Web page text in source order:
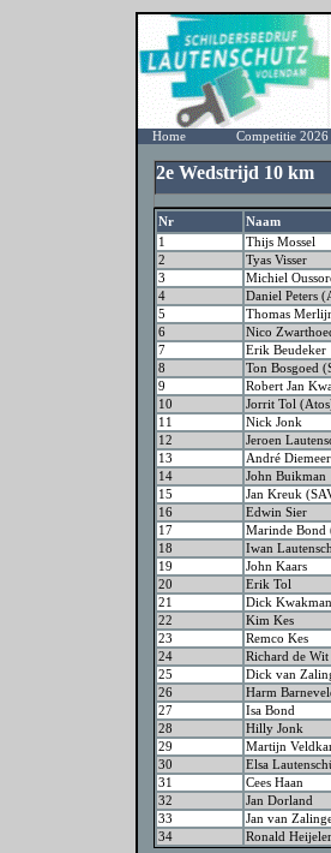
Home Competitie 2026
2e Wedstrijd 10 km
Nr Naam
1
Thijs Mossel
2
Tyas Visser
3
Michiel
4
Daniel Peters
5
Thomas
6
Nico
7
Erik Beudeker
8
Ton Bosgoed
9
Robert Jan
10
Jorrit Tol
11
Nick Jonk
12
Jeroen
13
André
14
John Buikman
15
Jan Kreuk
16
Edwin Sier
17
Marinde Bond
18
Iwan
19
John Kaars
20
Erik Tol
21
Dick
22
Kim Kes
23
Remco Kes
24
Richard de
25
Dick van
26
Harm
27
Isa Bond
28
Hilly Jonk
29
Martijn
30
Elsa
31
Cees Haan
32
Jan Dorland
33
Jan van
34
Ronald Heijeler